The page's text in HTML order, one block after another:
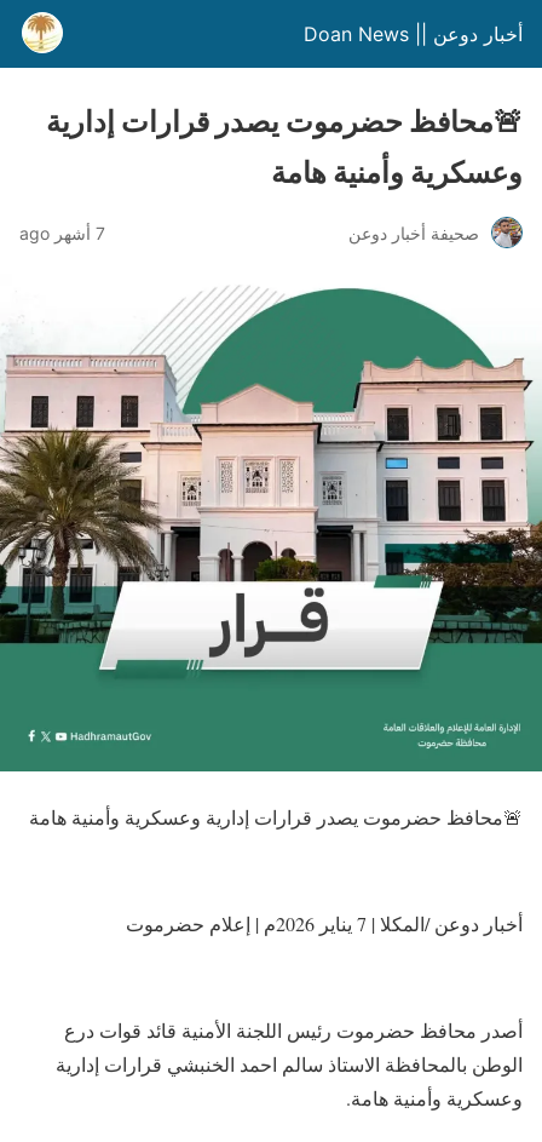
أخبار دوعن || Doan News
🚨محافظ حضرموت يصدر قرارات إدارية
وعسكرية وأمنية هامة
صحيفة أخبار دوعن 7 أشهر ago
🚨محافظ حضرموت يصدر قرارات إدارية وعسكرية وأمنية هامة
أخبار دوعن /المكلا | 7 يناير 2026م | إعلام حضرموت
أصدر محافظ حضرموت رئيس اللجنة الأمنية قائد قوات درع
الوطن بالمحافظة الاستاذ سالم احمد الخنبشي قرارات إدارية
وعسكرية وأمنية هامة.